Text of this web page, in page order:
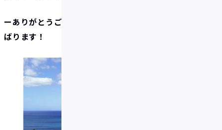
ーありがとうございます。ご期待に添えるようにがん
ばります！